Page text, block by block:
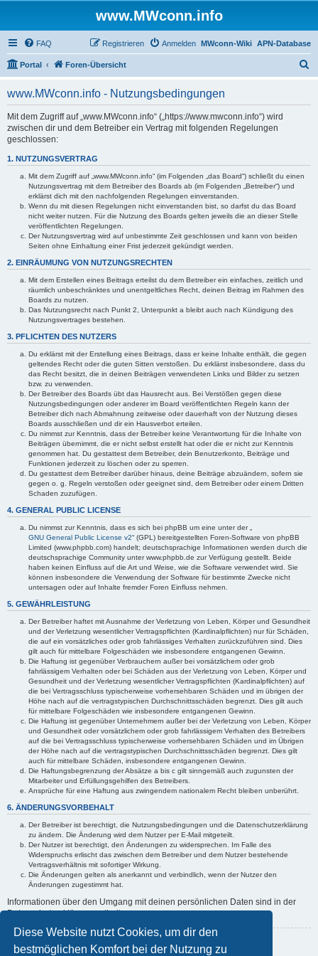
Diese Website nutzt Cookies, um dir den
bestmöglichen Komfort bei der Nutzung zu
www.MWconn.info
FAQ APN-Database
MWconn-Wiki
Anmelden
Registrieren
Portal Foren-Übersicht
www.MWconn.info - Nutzungsbedingungen
Mit dem Zugriff auf „www.MWconn.info“ („https://www.mwconn.info“) wird
zwischen dir und dem Betreiber ein Vertrag mit folgenden Regelungen
geschlossen:
1. NUTZUNGSVERTRAG
Mit dem Zugriff auf „www.MWconn.info“ (im Folgenden „das Board“) schließt du einen
Nutzungsvertrag mit dem Betreiber des Boards ab (im Folgenden „Betreiber“) und
erklärst dich mit den nachfolgenden Regelungen einverstanden.
Wenn du mit diesen Regelungen nicht einverstanden bist, so darfst du das Board
nicht weiter nutzen. Für die Nutzung des Boards gelten jeweils die an dieser Stelle
veröffentlichten Regelungen.
Der Nutzungsvertrag wird auf unbestimmte Zeit geschlossen und kann von beiden
Seiten ohne Einhaltung einer Frist jederzeit gekündigt werden.
2. EINRÄUMUNG VON NUTZUNGSRECHTEN
Mit dem Erstellen eines Beitrags erteilst du dem Betreiber ein einfaches, zeitlich und
räumlich unbeschränktes und unentgeltliches Recht, deinen Beitrag im Rahmen des
Boards zu nutzen.
Das Nutzungsrecht nach Punkt 2, Unterpunkt a bleibt auch nach Kündigung des
Nutzungsvertrages bestehen.
3. PFLICHTEN DES NUTZERS
Du erklärst mit der Erstellung eines Beitrags, dass er keine Inhalte enthält, die gegen
geltendes Recht oder die guten Sitten verstoßen. Du erklärst insbesondere, dass du
das Recht besitzt, die in deinen Beiträgen verwendeten Links und Bilder zu setzen
bzw. zu verwenden.
Der Betreiber des Boards übt das Hausrecht aus. Bei Verstößen gegen diese
Nutzungsbedingungen oder anderer im Board veröffentlichten Regeln kann der
Betreiber dich nach Abmahnung zeitweise oder dauerhaft von der Nutzung dieses
Boards ausschließen und dir ein Hausverbot erteilen.
Du nimmst zur Kenntnis, dass der Betreiber keine Verantwortung für die Inhalte von
Beiträgen übernimmt, die er nicht selbst erstellt hat oder die er nicht zur Kenntnis
genommen hat. Du gestattest dem Betreiber, dein Benutzerkonto, Beiträge und
Funktionen jederzeit zu löschen oder zu sperren.
Du gestattest dem Betreiber darüber hinaus, deine Beiträge abzuändern, sofern sie
gegen o. g. Regeln verstoßen oder geeignet sind, dem Betreiber oder einem Dritten
Schaden zuzufügen.
4. GENERAL PUBLIC LICENSE
Du nimmst zur Kenntnis, dass es sich bei phpBB um eine unter der „
GNU General Public License v2“ (GPL) bereitgestellten Foren-Software von phpBB
Limited (www.phpbb.com) handelt; deutschsprachige Informationen werden durch die
deutschsprachige Community unter www.phpbb.de zur Verfügung gestellt. Beide
haben keinen Einfluss auf die Art und Weise, wie die Software verwendet wird. Sie
können insbesondere die Verwendung der Software für bestimmte Zwecke nicht
untersagen oder auf Inhalte fremder Foren Einfluss nehmen.
5. GEWÄHRLEISTUNG
Der Betreiber haftet mit Ausnahme der Verletzung von Leben, Körper und Gesundheit
und der Verletzung wesentlicher Vertragspflichten (Kardinalpflichten) nur für Schäden,
die auf ein vorsätzliches oder grob fahrlässiges Verhalten zurückzuführen sind. Dies
gilt auch für mittelbare Folgeschäden wie insbesondere entgangenen Gewinn.
Die Haftung ist gegenüber Verbrauchern außer bei vorsätzlichem oder grob
fahrlässigem Verhalten oder bei Schäden aus der Verletzung von Leben, Körper und
Gesundheit und der Verletzung wesentlicher Vertragspflichten (Kardinalpflichten) auf
die bei Vertragsschluss typischerweise vorhersehbaren Schäden und im übrigen der
Höhe nach auf die vertragstypischen Durchschnittsschäden begrenzt. Dies gilt auch
für mittelbare Folgeschäden wie insbesondere entgangenen Gewinn.
Die Haftung ist gegenüber Unternehmern außer bei der Verletzung von Leben, Körper
und Gesundheit oder vorsätzlichem oder grob fahrlässigem Verhalten des Betreibers
auf die bei Vertragsschluss typischerweise vorhersehbaren Schäden und im Übrigen
der Höhe nach auf die vertragstypischen Durchschnittsschäden begrenzt. Dies gilt
auch für mittelbare Schäden, insbesondere entgangenen Gewinn.
Die Haftungsbegrenzung der Absätze a bis c gilt sinngemäß auch zugunsten der
Mitarbeiter und Erfüllungsgehilfen des Betreibers.
Ansprüche für eine Haftung aus zwingendem nationalem Recht bleiben unberührt.
6. ÄNDERUNGSVORBEHALT
Der Betreiber ist berechtigt, die Nutzungsbedingungen und die Datenschutzerklärung
zu ändern. Die Änderung wird dem Nutzer per E-Mail mitgeteilt.
Der Nutzer ist berechtigt, den Änderungen zu widersprechen. Im Falle des
Widerspruchs erlischt das zwischen dem Betreiber und dem Nutzer bestehende
Vertragsverhältnis mit sofortiger Wirkung.
Die Änderungen gelten als anerkannt und verbindlich, wenn der Nutzer den
Änderungen zugestimmt hat.
Informationen über den Umgang mit deinen persönlichen Daten sind in der
Datenschutzerklärung enthalten.
Zurück zur vorherigen Seite